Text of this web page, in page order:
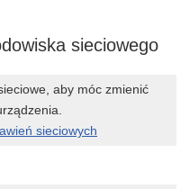
sieciowego
aby móc zmienić
sieciowych